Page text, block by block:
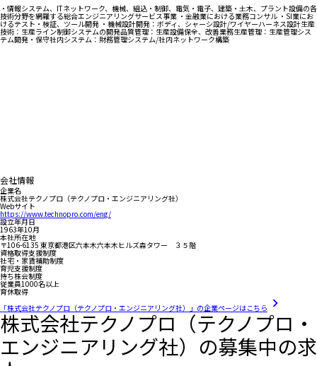
・情報システム、ITネットワーク、機械、組込・制御、電気・電子、建築・土木、プラント設備の各
技術分野を網羅する総合エンジニアリングサービス事業 ・金融業における業務コンサル ・SI業にお
けるテスト・検証、ツール開発 ・機械設計開発：ボディ、シャーシ設計/ワイヤーハーネス設計生産
技術：生産ライン制御システムの開発品質管理：生産設備保全、改善業務生産管理：生産管理シス
テム開発・保守社内システム：財務管理システム/社内ネットワーク構築
会社情報
企業名
株式会社テクノプロ（テクノプロ・エンジニアリング社）
Webサイト
https://www.technopro.com/eng/
設立年月日
1963年10月
本社所在地
〒106-6135 東京都港区六本木六本木ヒルズ森タワー ３５階
資格取得支援制度
社宅・家賃補助制度
育児支援制度
持ち株会制度
従業員1000名以上
育休取得
「株式会社テクノプロ（テクノプロ・エンジニアリング社）」の企業ページはこちら
株式会社テクノプロ（テクノプロ・
エンジニアリング社）の募集中の求